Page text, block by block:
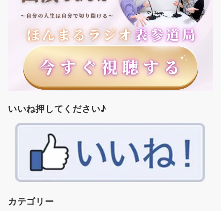
いいね押してください♪
カテゴリー